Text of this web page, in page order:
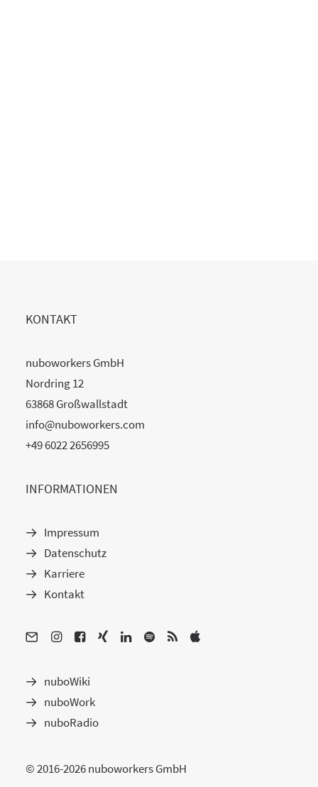
KONTAKT
nuboworkers GmbH
Nordring 12
63868 Großwallstadt
info@nuboworkers.com
+49 6022 2656995
INFORMATIONEN
Impressum
Datenschutz
Karriere
Kontakt
nuboWiki
nuboWork
nuboRadio
© 2016-2026 nuboworkers GmbH